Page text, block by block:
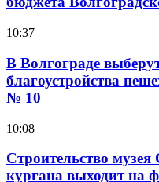
10:37
В Волгограде
благоустройства
№ 10
10:08
Строительство
кургана выходит